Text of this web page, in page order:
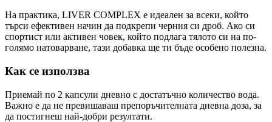
На практика, LIVER COMPLEX е идеален за всеки, който
търси ефективен начин да подкрепи черния си дроб. Ако си
спортист или активен човек, който подлага тялото си на по-
голямо натоварване, тази добавка ще ти бъде особено полезна.
Как се използва
Приемай по 2 капсули дневно с достатъчно количество вода.
Важно е да не превишаваш препоръчителната дневна доза, за
да постигнеш най-добри резултати.